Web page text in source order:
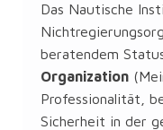
Das Nautische
beratendem
Organization
Professionalität,
Sicherheit in der